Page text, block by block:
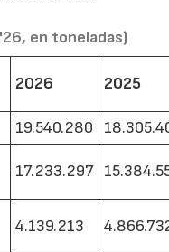
en toneladas)
2026 2025
19.540.280
17.233.297
4.139.213